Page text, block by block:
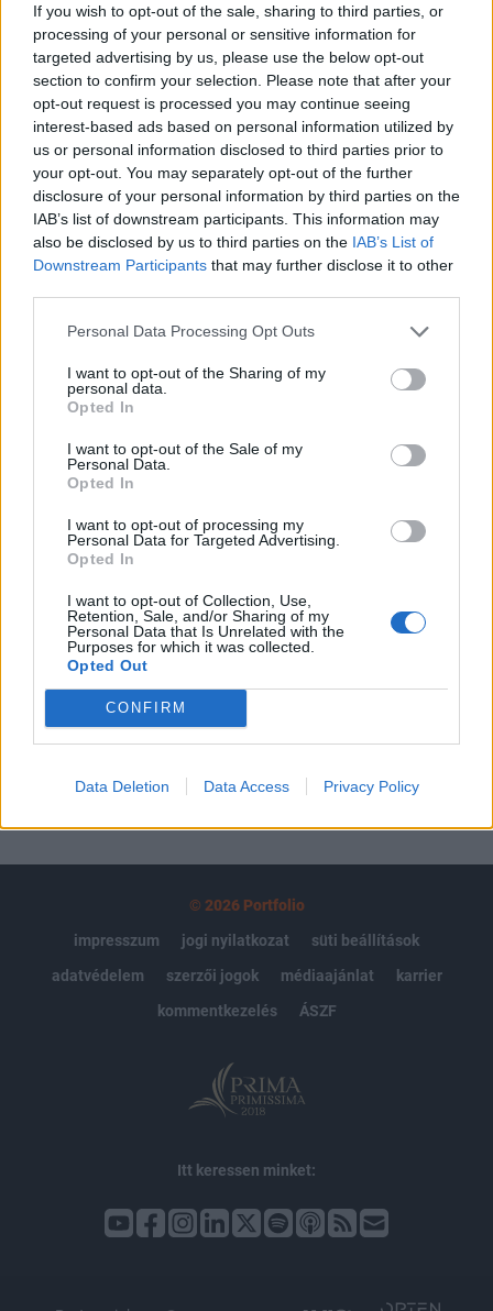
If you wish to opt-out of the sale, sharing to third parties, or
processing of your personal or sensitive information for
targeted advertising by us, please use the below opt-out
section to confirm your selection. Please note that after your
opt-out request is processed you may continue seeing
interest-based ads based on personal information utilized by
us or personal information disclosed to third parties prior to
your opt-out. You may separately opt-out of the further
disclosure of your personal information by third parties on the
IAB’s list of downstream participants. This information may
also be disclosed by us to third parties on the IAB’s List of
Downstream Participants that may further disclose it to other
Personal Data Processing Opt Outs
I want to opt-out of the Sharing of my
personal data.
Opted In
I want to opt-out of the Sale of my
Personal Data.
Opted In
I want to opt-out of processing my
Personal Data for Targeted Advertising.
Opted In
I want to opt-out of Collection, Use,
Retention, Sale, and/or Sharing of my
Personal Data that Is Unrelated with the
Purposes for which it was collected.
Opted Out
CONFIRM
Data Deletion Data Access Privacy Policy
Európai Unió Mesterséges Intelligencia Törvénye
(AI Act) 2024. augusztus 1-jétől hatályos, és ennek
keretében február 2-án lépett életbe az első és
egyben legfontosabb rendelet, ami alapján az
elfogadhatatlan kockázatokat jelentő rendszerek
használata mostantól már tiltott.
Ez itt az on the other hand, a portfolio vélemény rovata. Ez
itt az on the other hand, a portfolio vélemény rovata. A
cikkek a szerzők véleményét tükrözik, amelyek nem
KEDVES OLVASÓNK!
A keresett cikk a portfolio.hu hírarchívumához
tartozik, melynek olvasása előfizetéses
regisztrációhoz kötött.
Az előfizetés a következőket tartalmazza:
Portfolio.hu teljes cikkarchívum
Kötéslisták: BÉT elmúlt 2 év napon belüli
kötéslistái
Előfizetés
MÁR ELŐFIZETŐNK VAGY?
© 2026 Portfolio
impresszum
jogi nyilatkozat
süti beállítások
adatvédelem
szerzői jogok médiaajánlat
karrier
kommentkezelés
ÁSZF
Itt keressen minket: